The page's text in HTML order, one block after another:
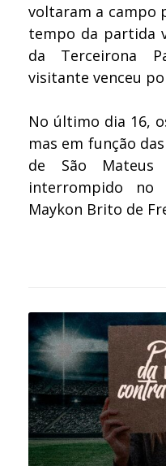
voltaram a campo
tempo da partida
da Terceirona
visitante venceu
No último dia 16,
mas em função
de São
interrompido no
Maykon Brito de